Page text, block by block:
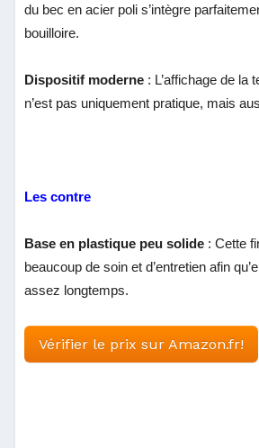
du bec en acier poli s’intègre
bouilloire.
Dispositif moderne : L’affichage de la
n’est pas uniquement pratique, mais
Les contre
Base en plastique peu solide : Cette
beaucoup de soin et d’entretien afin
assez longtemps.
Vérifier le prix sur Amazon.fr!